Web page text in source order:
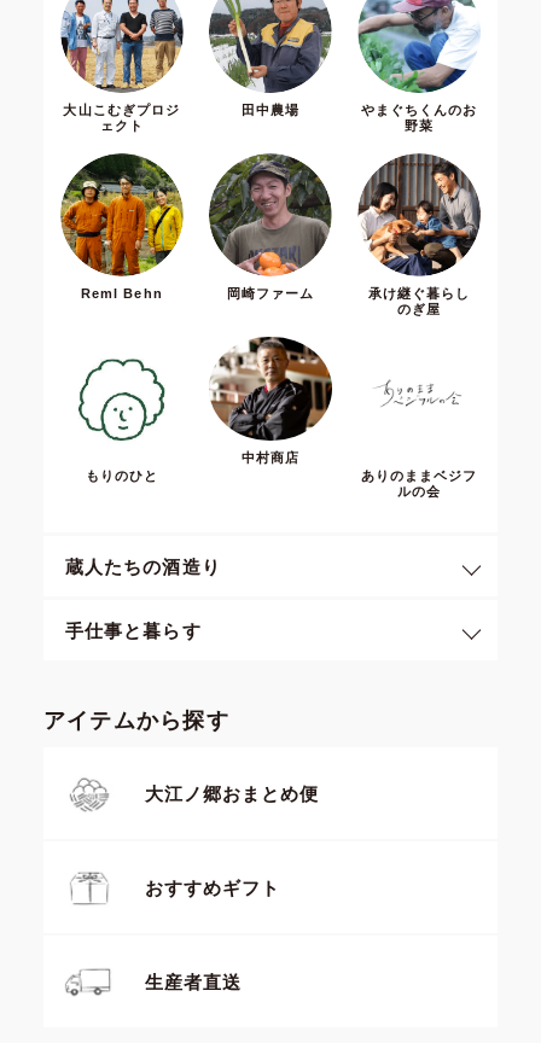
大山こむぎプロジ
ェクト
田中農場
やまぐちくんのお
野菜
Reml Behn 岡崎ファーム
承け継ぐ暮らし
のぎ屋
もりのひと
中村商店
ありのままベジフ
ルの会
蔵人たちの酒造り
手仕事と暮らす
アイテムから探す
大江ノ郷おまとめ便
おすすめギフト
生産者直送